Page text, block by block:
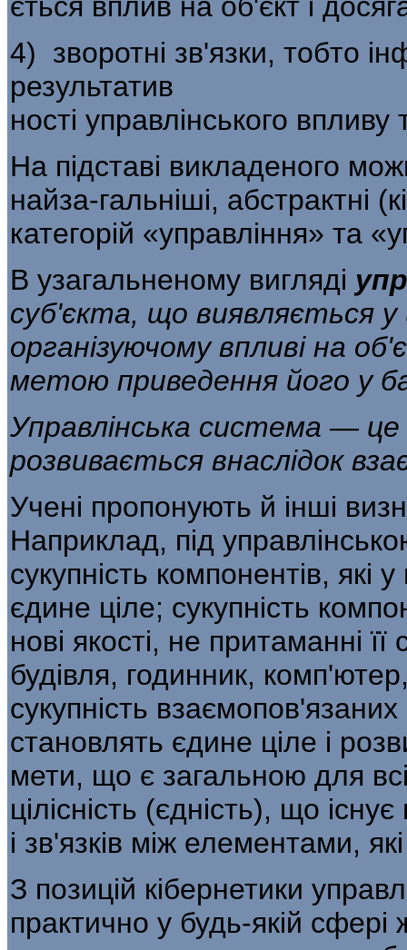
4) зворотні зв'язки, тобто
результатив­
ності управлінського впливу
На підставі викладеного
найза-гальніші, абстрактні
категорій «управління» та
В узагальненому вигляді
суб'єкта, що ви­являється у
організуючому впливі на
метою приведення його у
Управлінська система — це
розвивається внаслідок
Учені пропонують й інші
Наприклад, під
сукупність компонентів, які
єдине ціле; сукупність
нові якості, не притаманні
будівля, годинник,
сукупність
становлять єдине ціле і
мети, що є загальною для
цілісність (єдність), що
і зв'язків між елементами,
З позицій кібернетики
практично у будь-якій